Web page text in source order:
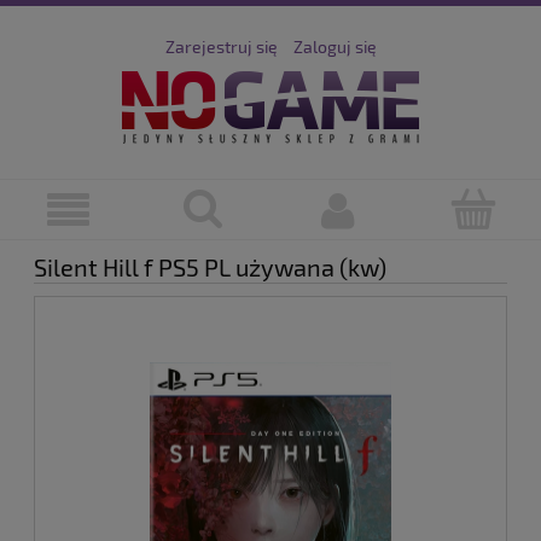
Zarejestruj się Zaloguj się
Silent Hill f PS5 PL używana (kw)